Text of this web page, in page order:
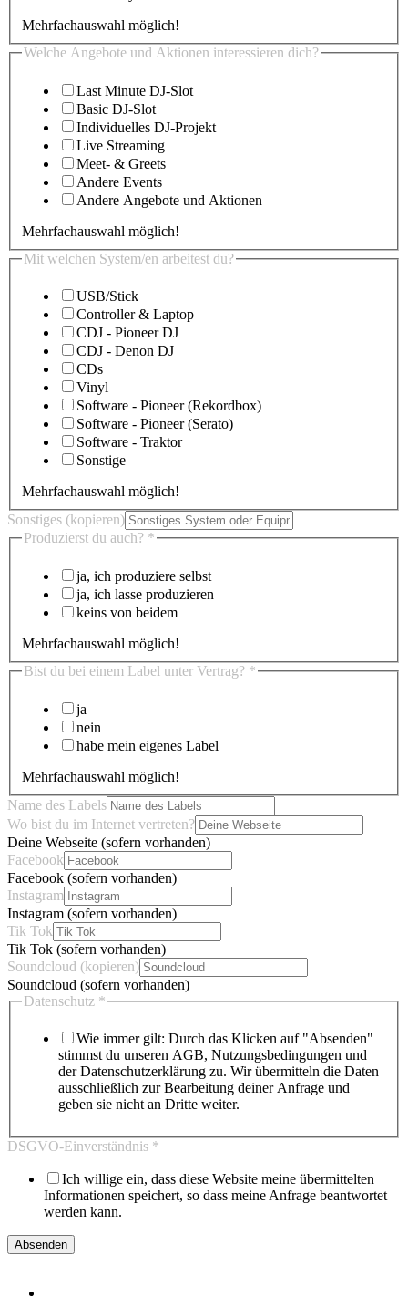
Mehrfachauswahl möglich!
Welche Angebote und Aktionen interessieren dich?
Last Minute DJ-Slot
Basic DJ-Slot
Individuelles DJ-Projekt
Live Streaming
Meet- & Greets
Andere Events
Andere Angebote und Aktionen
Mehrfachauswahl möglich!
Mit welchen System/en arbeitest du?
USB/Stick
Controller & Laptop
CDJ - Pioneer DJ
CDJ - Denon DJ
CDs
Vinyl
Software - Pioneer (Rekordbox)
Software - Pioneer (Serato)
Software - Traktor
Sonstige
Mehrfachauswahl möglich!
Sonstiges (kopieren)
Produzierst du auch? *
ja, ich produziere selbst
ja, ich lasse produzieren
keins von beidem
Mehrfachauswahl möglich!
Bist du bei einem Label unter Vertrag? *
ja
nein
habe mein eigenes Label
Mehrfachauswahl möglich!
Name des Labels
Wo bist du im Internet vertreten?
Deine Webseite (sofern vorhanden)
Facebook
Facebook (sofern vorhanden)
Instagram
Instagram (sofern vorhanden)
Tik Tok
Tik Tok (sofern vorhanden)
Soundcloud (kopieren)
Soundcloud (sofern vorhanden)
Datenschutz *
Wie immer gilt: Durch das Klicken auf "Absenden"
stimmst du unseren AGB, Nutzungsbedingungen und
der Datenschutzerklärung zu. Wir übermitteln die Daten
ausschließlich zur Bearbeitung deiner Anfrage und
geben sie nicht an Dritte weiter.
DSGVO-Einverständnis *
Ich willige ein, dass diese Website meine übermittelten
Informationen speichert, so dass meine Anfrage beantwortet
werden kann.
Absenden